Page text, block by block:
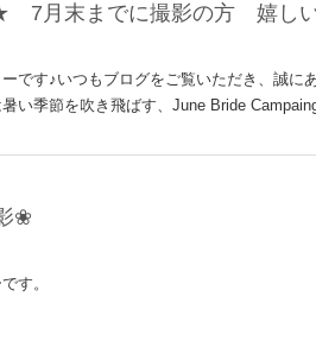
7月末までに撮影の方 嬉し
です♪いつもブログをご覧いただき、誠に
い季節を吹き飛ばす、June Bride
❀
す。